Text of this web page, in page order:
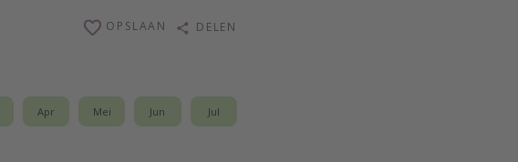
OPSLAAN DELEN
Apr Mei Jun Jul